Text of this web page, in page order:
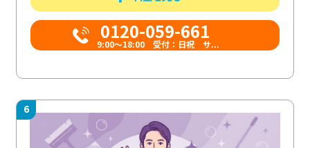
0120-059-661
9:00〜18:00 受付：日祝 サ...
6